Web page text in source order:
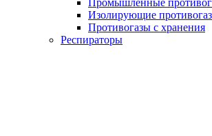
Промышленные
Изолирующие
Противогазы с хранения
Респираторы